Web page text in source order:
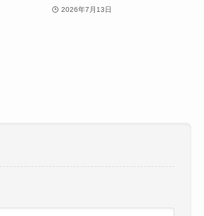
2026年7月13日